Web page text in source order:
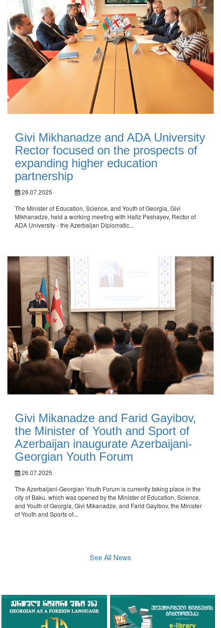
Givi Mikhanadze and ADA University
Rector focused on the prospects of
expanding higher education
partnership
26.07.2025
The Minister of Education, Science, and Youth of Georgia, Givi
Mikhanadze, held a working meeting with Hafiz Pashayev, Rector of
ADA University - the Azerbaijan Diplomatic...
Givi Mikanadze and Farid Gayibov,
the Minister of Youth and Sport of
Azerbaijan inaugurate Azerbaijani-
Georgian Youth Forum
26.07.2025
The Azerbaijani-Georgian Youth Forum is currently taking place in the
city of Baku, which was opened by the Minister of Education, Science,
and Youth of Georgia, Givi Mikanadze, and Farid Gayibov, the Minister
of Youth and Sports of...
See All News